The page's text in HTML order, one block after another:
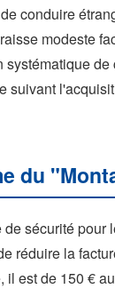
conduire
modeste
suivant
du
sécurité
réduire la
est de 150 €